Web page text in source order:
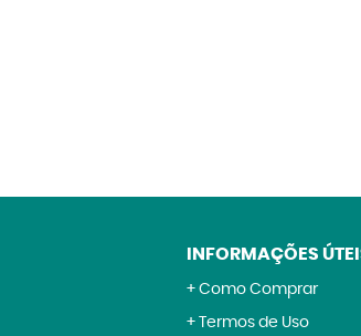
INFORMAÇÕES
Como Comprar
Termos de Uso